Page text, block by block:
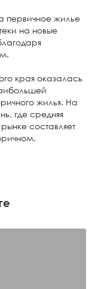
первичное жилье
на новые
края оказалась
жилья. На
где средняя
составляет